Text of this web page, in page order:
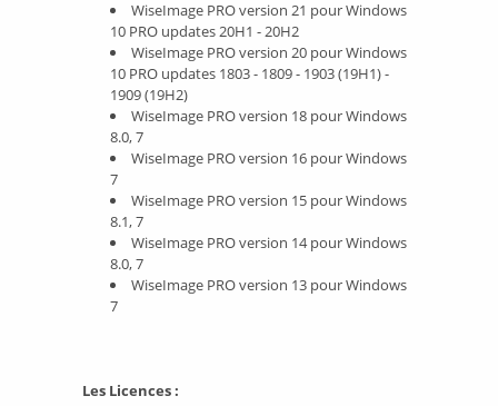
WiseImage PRO version 21 pour Windows
10 PRO updates 20H1 - 20H2
WiseImage PRO version 20 pour Windows
10 PRO updates 1803 - 1809 - 1903 (19H1) -
1909 (19H2)
WiseImage PRO version 18 pour Windows
8.0, 7
WiseImage PRO version 16 pour Windows
7
WiseImage PRO version 15 pour Windows
8.1, 7
WiseImage PRO version 14 pour Windows
8.0, 7
WiseImage PRO version 13 pour Windows
7
Les Licences :